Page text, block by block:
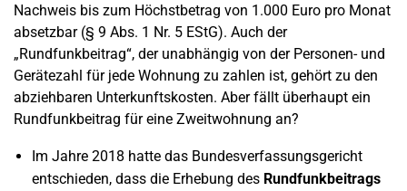
Nachweis bis zum Höchstbetrag von 1.000 Euro pro Monat
absetzbar (§ 9 Abs. 1 Nr. 5 EStG). Auch der
„Rundfunkbeitrag“, der unabhängig von der Personen- und
Gerätezahl für jede Wohnung zu zahlen ist, gehört zu den
abziehbaren Unterkunftskosten. Aber fällt überhaupt ein
Rundfunkbeitrag für eine Zweitwohnung an?
Im Jahre 2018 hatte das Bundesverfassungsgericht
entschieden, dass die Erhebung des Rundfunkbeitrags